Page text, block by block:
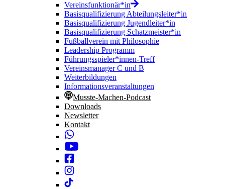
Vereinsfunktionär*in
Basisqualifizierung Abteilungsleiter*in
Basisqualifizierung Jugendleiter*in
Basisqualifizierung Schatzmeister*in
Fußballverein mit Philosophie
Leadership Programm
Führungsspieler*innen-Treff
Vereinsmanager C und B
Weiterbildungen
Informationsveranstaltungen
Musste-Machen-Podcast
Downloads
Newsletter
Kontakt